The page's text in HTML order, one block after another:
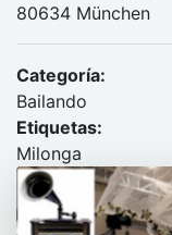
80634 München
Categoría:
Bailando
Etiquetas:
Milonga